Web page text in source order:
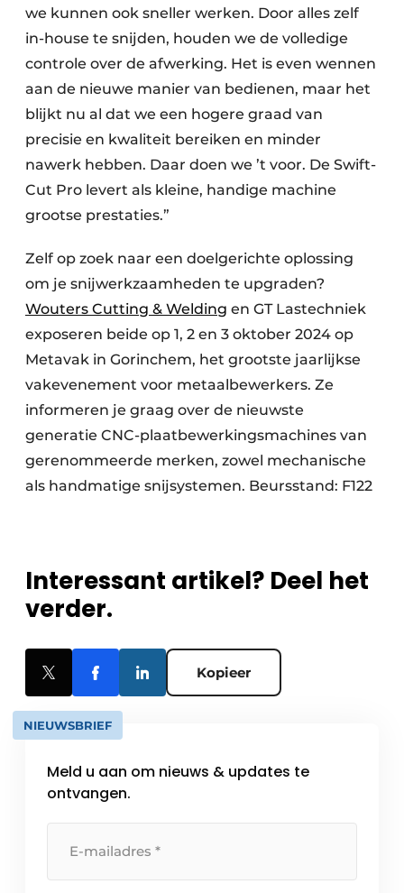
we kunnen ook sneller werken. Door alles zelf
in-house te snijden, houden we de volledige
controle over de afwerking. Het is even wennen
aan de nieuwe manier van bedienen, maar het
blijkt nu al dat we een hogere graad van
precisie en kwaliteit bereiken en minder
nawerk hebben. Daar doen we ’t voor. De Swift-
Cut Pro levert als kleine, handige machine
grootse prestaties.”
Zelf op zoek naar een doelgerichte oplossing
om je snijwerkzaamheden te upgraden?
Wouters Cutting & Welding en GT Lastechniek
exposeren beide op 1, 2 en 3 oktober 2024 op
Metavak in Gorinchem, het grootste jaarlijkse
vakevenement voor metaalbewerkers. Ze
informeren je graag over de nieuwste
generatie CNC-plaatbewerkingsmachines van
gerenommeerde merken, zowel mechanische
als handmatige snijsystemen. Beursstand: F122
Interessant artikel? Deel het
verder.
Kopieer
NIEUWSBRIEF
Meld u aan om nieuws & updates te
ontvangen.